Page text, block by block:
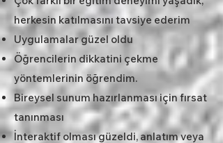
herkesin katılmasını tavsiye ederim
Uygulamalar güzel oldu
Öğrencilerin dikkatini çekme
yöntemlerinin öğrendim.
Bireysel sunum hazırlanması için fırsat
tanınması
İnteraktif olması güzeldi, anlatım veya